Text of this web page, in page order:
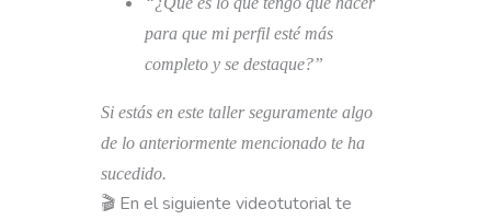
para que mi perfil esté más
completo y se destaque?”
Si estás en este taller seguramente algo
de lo anteriormente mencionado te ha
sucedido.
🎬 En el siguiente videotutorial te